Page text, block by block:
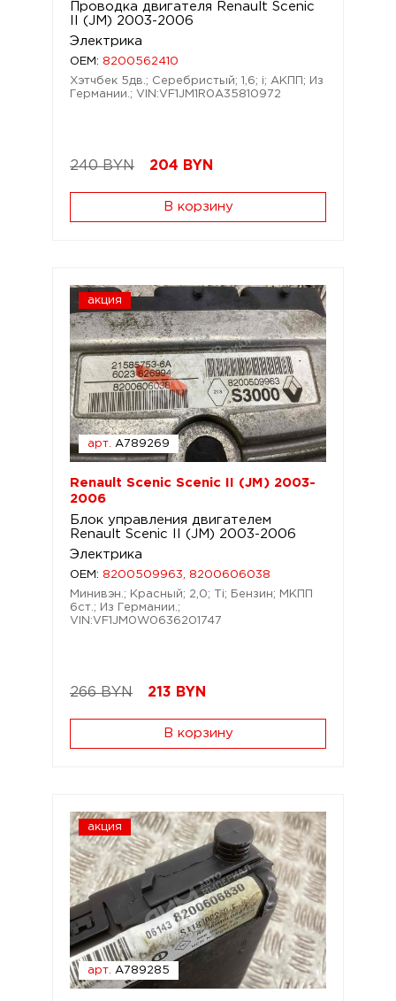
Проводка двигателя Renault Scenic
II (JM) 2003-2006
Электрика
OEM: 8200562410
Хэтчбек 5дв.; Серебристый; 1,6; i; АКПП; Из
Германии.; VIN:VF1JM1R0A35810972
240 BYN 204 BYN
В корзину
акция
арт. A789269
Renault Scenic Scenic II (JM) 2003-
2006
Блок управления двигателем
Renault Scenic II (JM) 2003-2006
Электрика
OEM: 8200509963, 8200606038
Минивэн.; Красный; 2,0; Ti; Бензин; МКПП
6ст.; Из Германии.;
VIN:VF1JM0W0636201747
266 BYN 213 BYN
В корзину
акция
арт. A789285